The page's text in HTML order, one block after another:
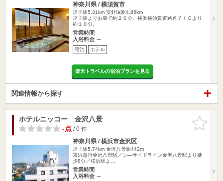
神奈川県 / 横須賀市
逗子駅5.31km 安針塚駅4.85km
逗子駅よりお車で約２０分。横浜横須賀道路逗子ＩＣより
約１０分。
営業時間
入浴料金 ～
宿泊 ホテル
楽天トラベルの宿泊プランを見る
関連情報から探す
お気に入
りに追加
ホテルニッコー 金沢八景
-点/ 0 件
神奈川県 / 横浜市金沢区
逗子駅5.74km 金沢八景駅442m
京浜急行金沢八景駅／シ―サイドライン金沢八景駅より徒
歩8分／横浜駅よ…
営業時間
入浴料金 ～